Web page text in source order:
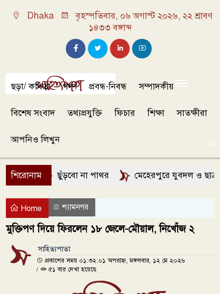
Dhaka
বৃহস্পতিবার, ০৬ অগাস্ট ২০২৬, ২২ শ্রাবণ
১৪৩৩ বঙ্গাব্দ
ছড়া/ কবিতা গল্প প্রবন্ধ-নিবন্ধ সম্পাদকীয়
বিশেষ সংবাদ তথ্যপ্রযুক্তি ফিচার শিক্ষা সাতক্ষীরা
আপনিও লিখুন
All
শিরোনামছুঁড়বো না পাথর মেহেরপুরে যুবদল ও
Home শ্যামনগর
মুক্তিপণ দিয়ে ফিরলেন ১৮ জেলে-মৌয়াল, নিখোঁজ ২
সাহিত্যপাতা
প্রকাশের সময় ০১:৩২:০১ অপরাহ্ন, মঙ্গলবার, ১২ মে ২০২৬
/
৫১ বার দেখা হয়েছে